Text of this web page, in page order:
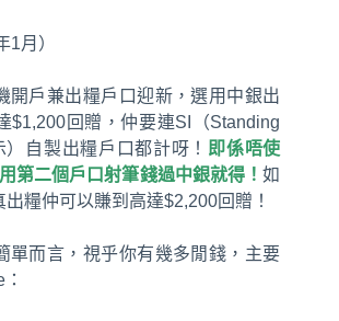
1月）
開戶兼出糧戶口迎新，選用中銀出
$1,200回贈，仲要連SI（Standing
）自製出糧戶口都計呀！
即係唔使
第二個戶口射筆錢過中銀就得！如
糧仲可以賺到高達$2,200回贈！
單而言，視乎你有幾多閒錢，主要